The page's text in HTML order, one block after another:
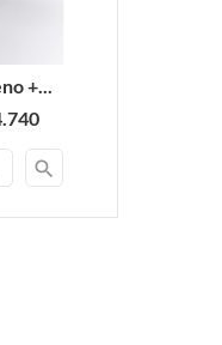
+...
search